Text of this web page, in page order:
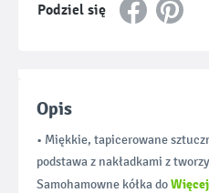
Podziel się
Opis
• Miękkie, tapicerowane
podstawa z nakładkami z
Samohamowne kółka doWięcej